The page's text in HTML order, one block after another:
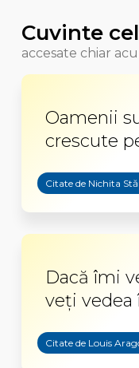
Cuvinte
accesate chiar
Oamenii
crescute
Citate de Nichita
Dacă îmi
veţi vedea
Citate de Louis